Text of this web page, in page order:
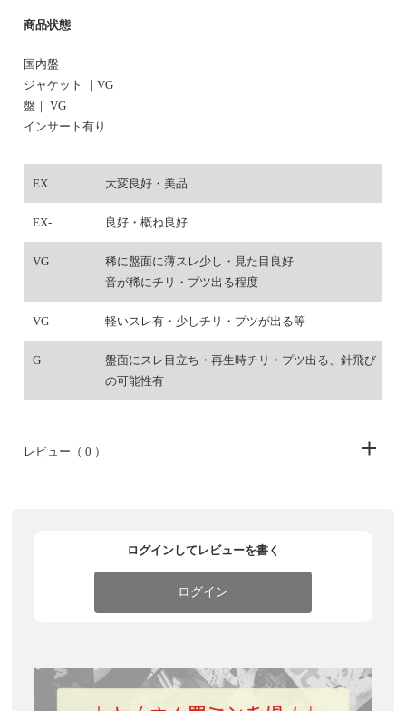
商品状態
国内盤
ジャケット ｜VG
盤｜ VG
インサート有り
EX 大変良好・美品
EX- 良好・概ね良好
VG
稀に盤面に薄スレ少し・見た目良好
音が稀にチリ・プツ出る程度
VG- 軽いスレ有・少しチリ・プツが出る等
G
盤面にスレ目立ち・再生時チリ・プツ出る、針飛び
の可能性有
レビュー （ 0 ）
ログインしてレビューを書く
ログイン